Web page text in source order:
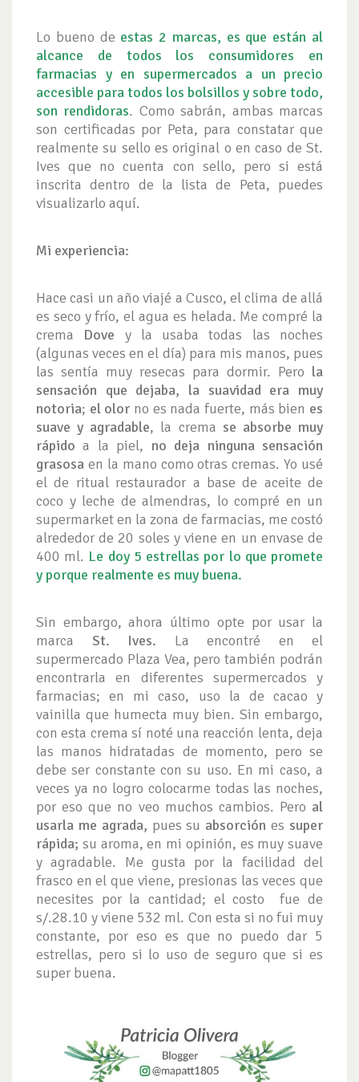
Lo bueno de estas 2 marcas, es que están al
alcance de todos los consumidores en
farmacias y en supermercados a un precio
accesible para todos los bolsillos y sobre todo,
son rendidoras. Como sabrán, ambas marcas
son certificadas por Peta, para constatar que
realmente su sello es original o en caso de St.
Ives que no cuenta con sello, pero si está
inscrita dentro de la lista de Peta, puedes
visualizarlo aquí.
Mi experiencia:
Hace casi un año viajé a Cusco, el clima de allá
es seco y frío, el agua es helada. Me compré la
crema Dove y la usaba todas las noches
(algunas veces en el día) para mis manos, pues
las sentía muy resecas para dormir. Pero la
sensación que dejaba, la suavidad era muy
notoria; el olor no es nada fuerte, más bien es
suave y agradable, la crema se absorbe muy
rápido a la piel, no deja ninguna sensación
grasosa en la mano como otras cremas. Yo usé
el de ritual restaurador a base de aceite de
coco y leche de almendras, lo compré en un
supermarket en la zona de farmacias, me costó
alrededor de 20 soles y viene en un envase de
400 ml. Le doy 5 estrellas por lo que promete
y porque realmente es muy buena.
Sin embargo, ahora último opte por usar la
marca St. Ives. La encontré en el
supermercado Plaza Vea, pero también podrán
encontrarla en diferentes supermercados y
farmacias; en mi caso, uso la de cacao y
vainilla que humecta muy bien. Sin embargo,
con esta crema sí noté una reacción lenta, deja
las manos hidratadas de momento, pero se
debe ser constante con su uso. En mi caso, a
veces ya no logro colocarme todas las noches,
por eso que no veo muchos cambios. Pero al
usarla me agrada, pues su absorción es super
rápida; su aroma, en mi opinión, es muy suave
y agradable. Me gusta por la facilidad del
frasco en el que viene, presionas las veces que
necesites por la cantidad; el costo fue de
s/.28.10 y viene 532 ml. Con esta si no fui muy
constante, por eso es que no puedo dar 5
estrellas, pero si lo uso de seguro que si es
super buena.